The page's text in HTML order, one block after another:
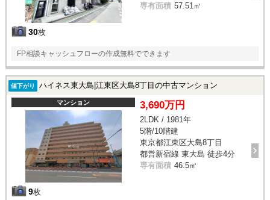
30枚
専有面積 57.51㎡
FP相談キャッシュフローの作成無料でできます
値下がり ハイネス東大島|江東区大島8丁目の中古マンション
マンション
9枚
3,690万円
2LDK / 1981年
5階/10階建
東京都江東区大島8丁目
都営新宿線 東大島 徒歩4分
専有面積 46.5㎡